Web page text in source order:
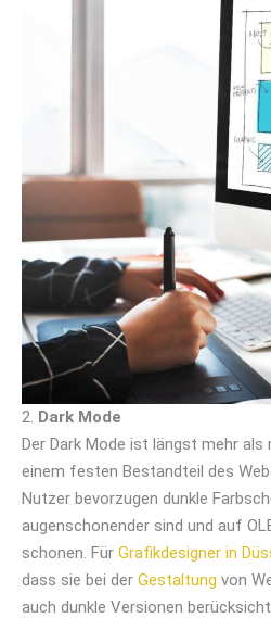
2. Dark Mode
Der Dark Mode ist längst mehr als
einem festen Bestandteil des
Nutzer bevorzugen dunkle
augenschonender sind und auf
schonen. Für Grafikdesigner in
dass sie bei der Gestaltung von
auch dunkle Versionen